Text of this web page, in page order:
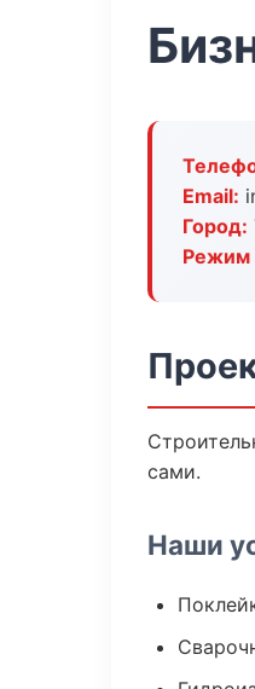
Email:
Город:
Режим
сами.
Наши